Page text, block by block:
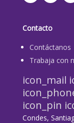
Contacto
Contáctanos
Trabaja con
icon_mail
icon_pin
Condes,